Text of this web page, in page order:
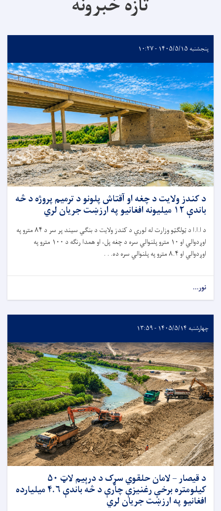
تازه خبرونه
پنجشنبه ۱۴۰۵/۵/۱۵ - ۱۰:۲۷
د کندز ولایت د چغه او آقتاش پلونو د ترمیم پروژه د څه
باندې ۱۲ میلیونه افغانیو په ارزښت جریان لري
د ا.ا.ا د ټولګټو وزارت له لوري د کندز ولایت د بنګي سیند پر سر د ۸۴مترو په
اوږدوالي او ۱۰ مترو پلنوالي سره د چغه پل، او همدا رنګه د ۱۰۰ مترو په
اوږدوالي او۸.۴مترو په پلنوالي سره ده. . .
نور...
چهارشنبه ۱۴۰۵/۵/۱۴ - ۱۳:۵۹
د قیصار – لامان حلقوي سړک د درېیم لاټ ۵۰
کیلومتره برخې رغنیزې چارې د څه باندې ۴.۶ میلیارده
افغانیو په ارزښت جریان لري